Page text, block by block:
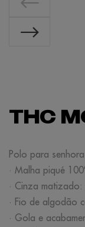
THC
Polo para
· Malha piqué
· Cinza
· Fio de algodão
· Gola e